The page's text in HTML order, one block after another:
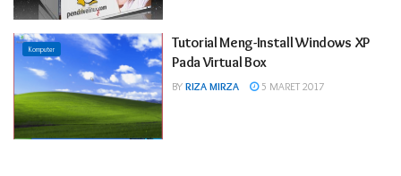
Komputer
Tutorial Meng-Install Windows XP
Pada Virtual Box
BY RIZA MIRZA 5 MARET 2017